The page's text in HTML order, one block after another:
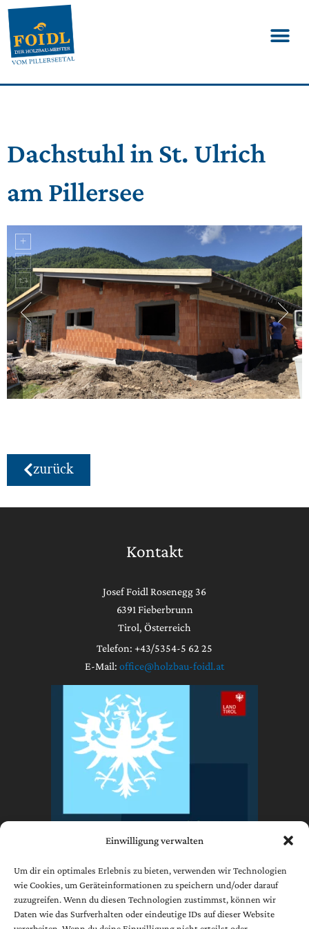
Einwilligung verwalten
Um dir ein optimales Erlebnis zu bieten, verwenden wir Technologien
wie Cookies, um Geräteinformationen zu speichern und/oder darauf
zuzugreifen. Wenn du diesen Technologien zustimmst, können wir
Daten wie das Surfverhalten oder eindeutige IDs auf dieser Website
Dachstuhl in St. Ulrich
am Pillersee
zurück
Kontakt
Josef Foidl Rosenegg 36
6391 Fieberbrunn
Tirol, Österreich
Telefon: +43/5354-5 62 25
E-Mail: office@holzbau-foidl.at
Impressum
Datenschutzerklärung